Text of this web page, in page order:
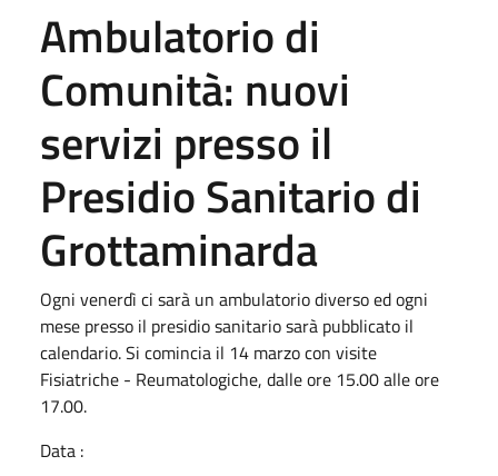
Ambulatorio di
Comunità: nuovi
servizi presso il
Presidio Sanitario di
Grottaminarda
Ogni venerdì ci sarà un ambulatorio diverso ed ogni
mese presso il presidio sanitario sarà pubblicato il
calendario. Si comincia il 14 marzo con visite
Fisiatriche - Reumatologiche, dalle ore 15.00 alle ore
17.00.
Data :